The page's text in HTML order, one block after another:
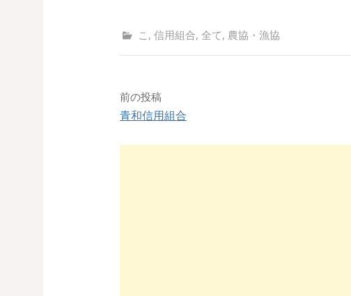
こ , 信用組合, 全て, 農協・漁協
投
前の投稿
青和信用組合